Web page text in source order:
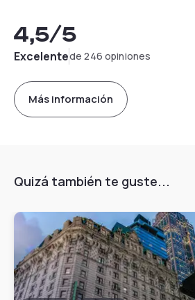
4,5/5
Excelentede 246 opiniones
Más información
Quizá también te guste...